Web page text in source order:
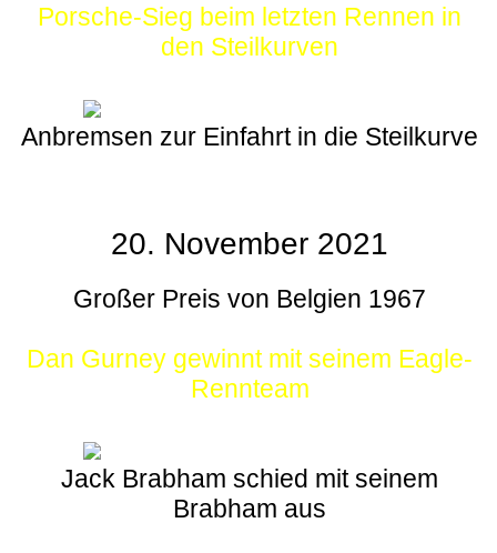
Porsche-Sieg beim letzten Rennen in
den Steilkurven
Anbremsen zur Einfahrt in die Steilkurve
20. November 2021
Großer Preis von Belgien 1967
Dan Gurney gewinnt mit seinem Eagle-
Rennteam
Jack Brabham schied mit seinem
Brabham aus